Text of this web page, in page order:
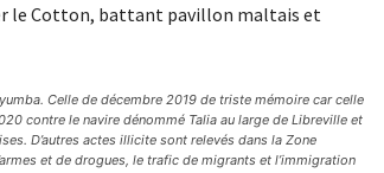
le Cotton, battant pavillon maltais et
Celle de décembre 2019 de triste mémoire car celle
contre le navire dénommé Talia au large de Libreville et
D’autres actes illicite sont relevés dans la Zone
et de drogues, le trafic de migrants et l’immigration